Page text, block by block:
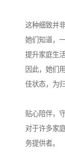
这种细致并
她们知道，
提升家庭生
因此，她们
佳状态，为
贴心陪伴，
对于许多家
务提供者。